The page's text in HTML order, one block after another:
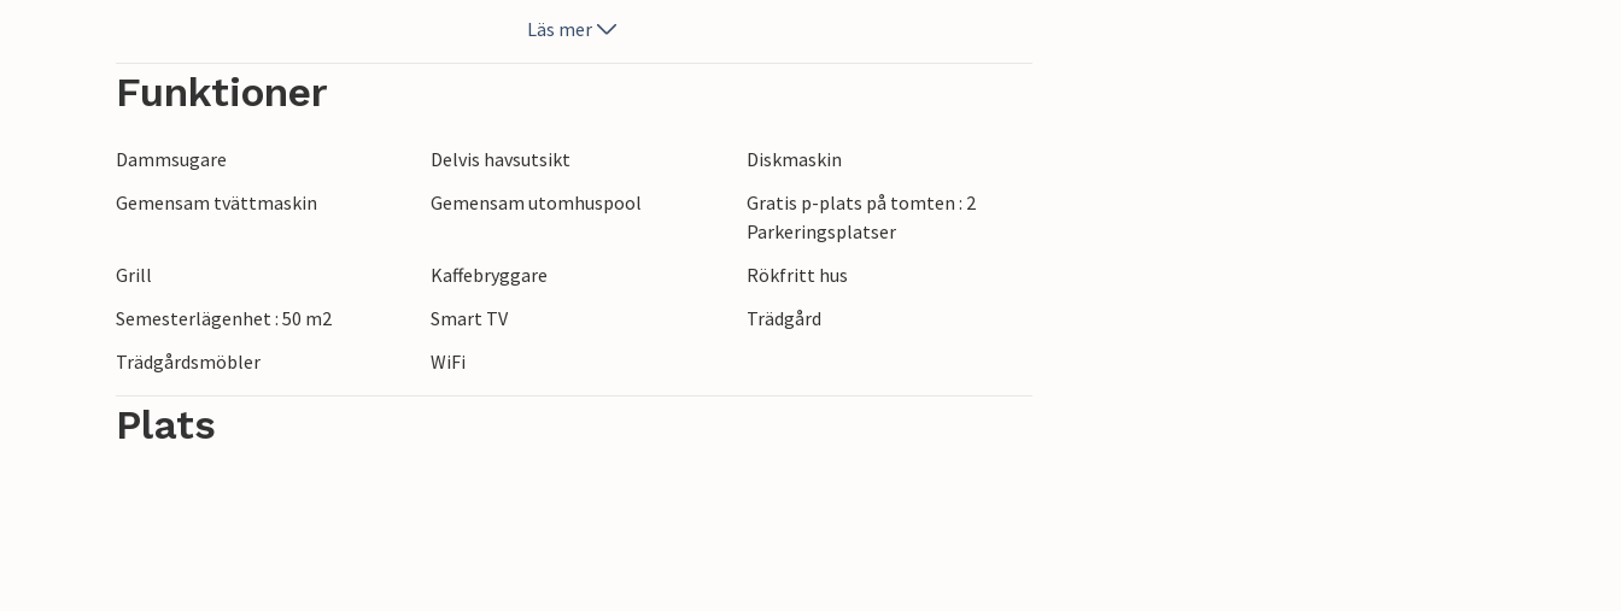
närheten. Lägenheten vetter mot gatan och är en rökfri lägenhet.
Läs mer
Funktioner
Dammsugare Delvis havsutsikt
Diskmaskin
Gemensam tvättmaskin
Gemensam utomhuspool
Gratis p-plats på tomten : 2
Parkeringsplatser
Grill
Kaffebryggare
Rökfritt hus
Semesterlägenhet : 50 m2
Smart TV
Trädgård
Trädgårdsmöbler
WiFi
Plats